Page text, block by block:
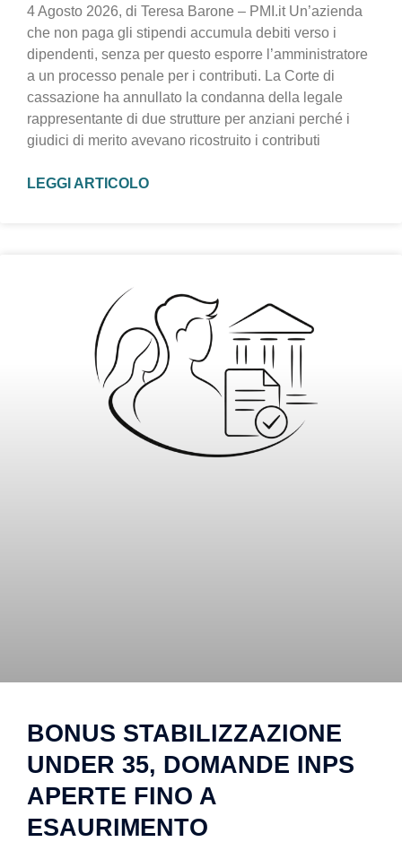
4 Agosto 2026, di Teresa Barone – PMI.it Un’azienda
che non paga gli stipendi accumula debiti verso i
dipendenti, senza per questo esporre l’amministratore
a un processo penale per i contributi. La Corte di
cassazione ha annullato la condanna della legale
rappresentante di due strutture per anziani perché i
giudici di merito avevano ricostruito i contributi
LEGGI ARTICOLO
BONUS STABILIZZAZIONE
UNDER 35, DOMANDE INPS
APERTE FINO A
ESAURIMENTO